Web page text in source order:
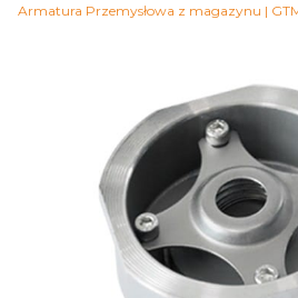
Armatura Przemysłowa z magazynu |